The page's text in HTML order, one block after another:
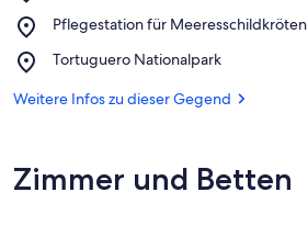
Strand
Pflegestation für Meeresschildkröten
Place,
für
Tortuguero Nationalpark
Place,
Nationalpark
Weitere Infos zu dieser Gegend
Zimmer und Betten